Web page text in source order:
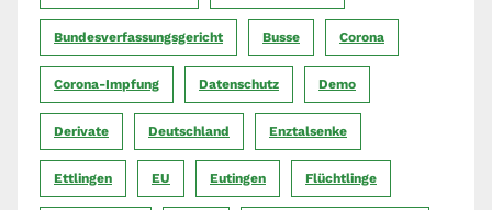
Bundesverfassungsgericht Busse Corona
Corona-Impfung Datenschutz Demo
Derivate Deutschland Enztalsenke
Ettlingen EU Eutingen Flüchtlinge